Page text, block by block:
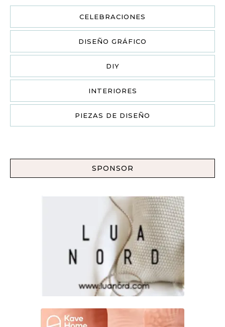
CELEBRACIONES
DISEÑO GRÁFICO
DIY
INTERIORES
PIEZAS DE DISEÑO
SPONSOR